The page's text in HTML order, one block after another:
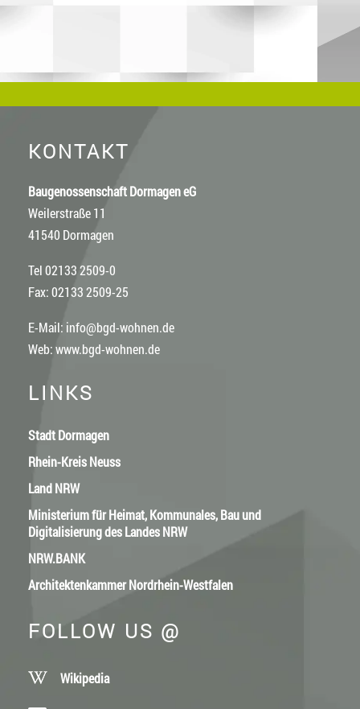
KONTAKT
Baugenossenschaft Dormagen eG
Weilerstraße 11
41540 Dormagen
Tel 02133 2509-0
Fax: 02133 2509-25
E-Mail: info@bgd-wohnen.de
Web:www.bgd-wohnen.de
LINKS
Stadt Dormagen
Rhein-Kreis Neuss
Land NRW
Ministerium für Heimat, Kommunales, Bau und
Digitalisierung des Landes NRW
NRW.BANK
Architektenkammer Nordrhein-Westfalen
FOLLOW US @
Wikipedia